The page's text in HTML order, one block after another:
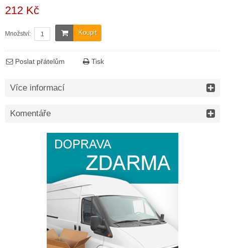
212 Kč
Koupit
Množství:
Poslat přátelům Tisk
Více informací
Komentáře